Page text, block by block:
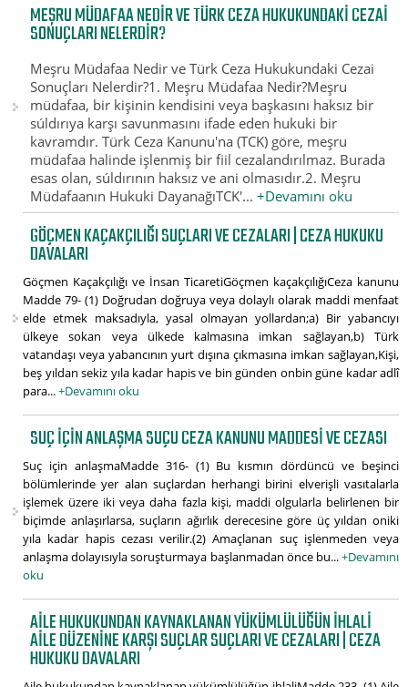
MEŞRU MÜDAFAA NEDIR VE TÜRK CEZA HUKUKUNDAKI CEZAI
SONUÇLARI NELERDIR?
Meşru Müdafaa Nedir ve Türk Ceza Hukukundaki Cezai
Sonuçları Nelerdir?1. Meşru Müdafaa Nedir?Meşru
müdafaa, bir kişinin kendisini veya başkasını haksız bir
súldırıya karşı savunmasını ifade eden hukuki bir
kavramdır. Türk Ceza Kanunu'na (TCK) göre, meşru
müdafaa halinde işlenmiş bir fiil cezalandırılmaz. Burada
esas olan, súldırının haksız ve ani olmasıdır.2. Meşru
Müdafaanın Hukuki DayanağıTCK'...+Devamını oku
GÖÇMEN KAÇAKÇILIĞI SUÇLARI VE CEZALARI | CEZA HUKUKU
DAVALARI
Göçmen Kaçakçılığı ve İnsan TicaretiGöçmen kaçakçılığıCeza kanunu
Madde 79- (1) Doğrudan doğruya veya dolaylı olarak maddi menfaat
elde etmek maksadıyla, yasal olmayan yollardan;a) Bir yabancıyı
ülkeye sokan veya ülkede kalmasına imkan sağlayan,b) Türk
vatandaşı veya yabancının yurt dışına çıkmasına imkan sağlayan,Kişi,
beş yıldan sekiz yıla kadar hapis ve bin günden onbin güne kadar adlî
para...+Devamını oku
SUÇ IÇIN ANLAŞMA SUÇU CEZA KANUNU MADDESI VE CEZASI
Suç için anlaşmaMadde 316- (1) Bu kısmın dördüncü ve beşinci
bölümlerinde yer alan suçlardan herhangi birini elverişli vasıtalarla
işlemek üzere iki veya daha fazla kişi, maddi olgularla belirlenen bir
biçimde anlaşırlarsa, suçların ağırlık derecesine göre üç yıldan oniki
yıla kadar hapis cezası verilir.(2) Amaçlanan suç işlenmeden veya
anlaşma dolayısıyla soruşturmaya başlanmadan önce bu...+Devamını
oku
AILE HUKUKUNDAN KAYNAKLANAN YÜKÜMLÜLÜĞÜN IHLALI
AILE DÜZENINE KARŞI SUÇLAR SUÇLARI VE CEZALARI | CEZA
HUKUKU DAVALARI